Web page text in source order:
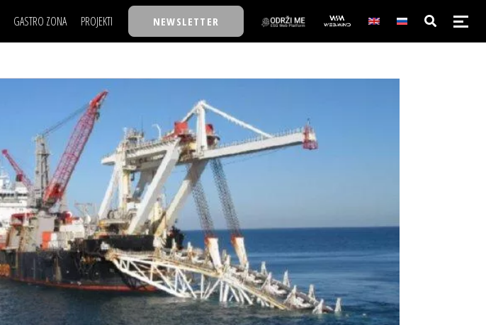
GASTRO ZONA PROJEKTI
TASTY TALKS
30 ISPOD 30
BACK TO OFFICE/SCHOOL
BIZBENDOVI
BIZKOLEGIJUM
BMW BIZNIS LIGA
BIZLIFE WEEK
IZJAVA GODINE
NEWSLETTER
NAJKOLEGA
30 ISPOD 30
BACK TO OFFICE/SCHOOL
BIZBENDOVI
BIZKOLEGIJUM
BMW BIZNIS LIGA
BIZLIFE WEEK
IZJAVA GODINE